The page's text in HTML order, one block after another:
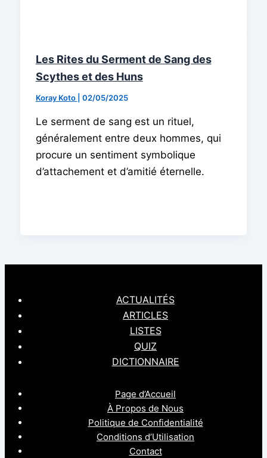
Les Rites du Serment de Sang des
Scythes et des Huns
Koray Koto 02/05/2025
Le serment de sang est un rituel,
généralement entre deux hommes, qui
procure un sentiment symbolique
d’attachement et d’amitié éternelle.
ACTUALITÉS
ARTICLES
LISTES
QUIZ
DICTIONNAIRE
Page d’Accueil
À Propos de Nous
Politique de Confidentialité
Conditions d’Utilisation
Contact